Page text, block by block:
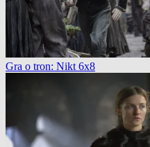
Gra o tron: Nikt 6x8